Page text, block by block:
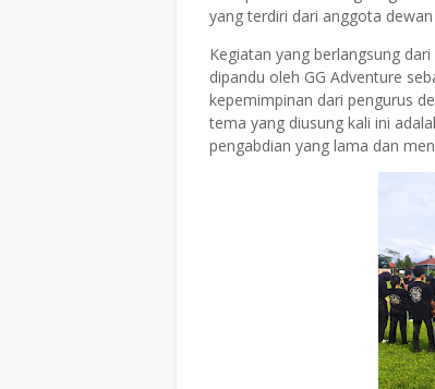
yang terdiri dari anggota
Kegiatan yang berlangsung
dipandu oleh GG Adventure
kepemimpinan dari pengurus
tema yang diusung kali ini
pengabdian yang lama dan